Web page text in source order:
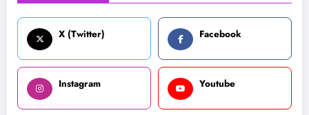
X (Twitter) Facebook
Instagram Youtube